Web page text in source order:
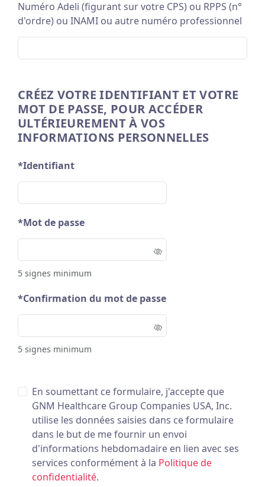
Numéro Adeli (figurant sur votre CPS) ou RPPS (n°
d'ordre) ou INAMI ou autre numéro professionnel
CRÉEZ VOTRE IDENTIFIANT ET VOTRE
MOT DE PASSE, POUR ACCÉDER
ULTÉRIEUREMENT À VOS
INFORMATIONS PERSONNELLES
*Identifiant
*Mot de passe
5 signes minimum
*Confirmation du mot de passe
5 signes minimum
En soumettant ce formulaire, j'accepte que
GNM Healthcare Group Companies USA, Inc.
utilise les données saisies dans ce formulaire
dans le but de me fournir un envoi
d'informations hebdomadaire en lien avec ses
services conformément à la Politique de
confidentialité.